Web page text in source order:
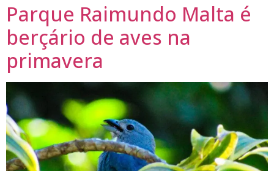
Parque Raimundo Malta é
berçário de aves na
primavera